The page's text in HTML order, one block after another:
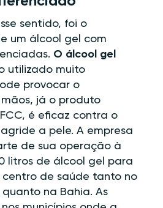
sentido, foi o
um álcool gel com
O álcool gel
utilizado muito
provocar o
já o produto
é eficaz contra o
a pele. A empresa
de sua operação à
litros de álcool gel para
de saúde tanto no
quanto na Bahia. As